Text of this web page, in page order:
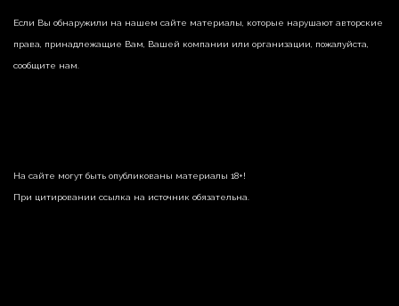
Если Вы обнаружили на нашем сайте материалы, которые нарушают авторские
права, принадлежащие Вам, Вашей компании или организации, пожалуйста,
сообщите нам.
На сайте могут быть опубликованы материалы 18+!
При цитировании ссылка на источник обязательна.